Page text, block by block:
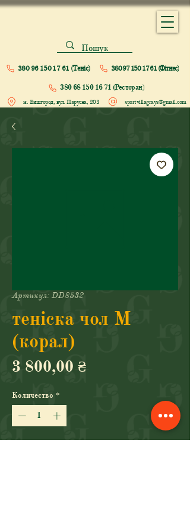
380 96 150 17 61 (Теніс)
sportvillagrays@gmail.com
380 97 150 17 61 (Фітнес)
м. Вишгород, вул. Парусна, 203
380 68 150 16 71 (Ресторан)
Артикул: DD8532
теніска чол М
(корал)
3 800,00 ₴Цена
Количество *